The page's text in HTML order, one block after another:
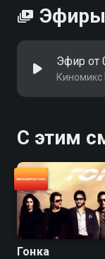
Эфир от
Киномикс
С этим
Гонка